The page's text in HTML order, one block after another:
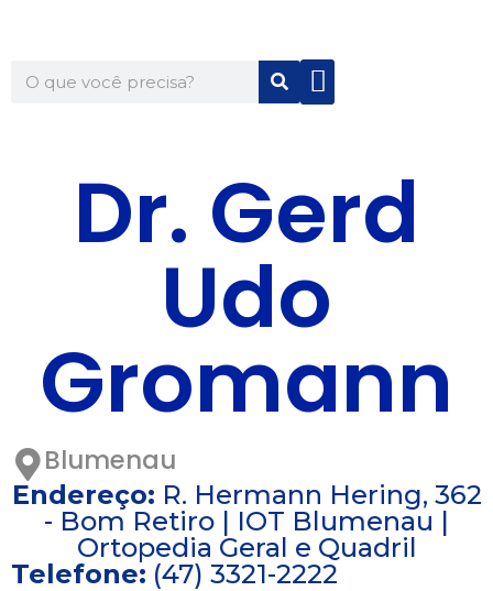
Dr. Gerd
Udo
Gromann
Blumenau
Endereço: R. Hermann Hering, 362
- Bom Retiro | IOT Blumenau |
Ortopedia Geral e Quadril
Telefone: (47) 3321-2222